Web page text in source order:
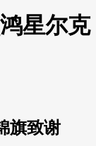
星尔克
旗致谢